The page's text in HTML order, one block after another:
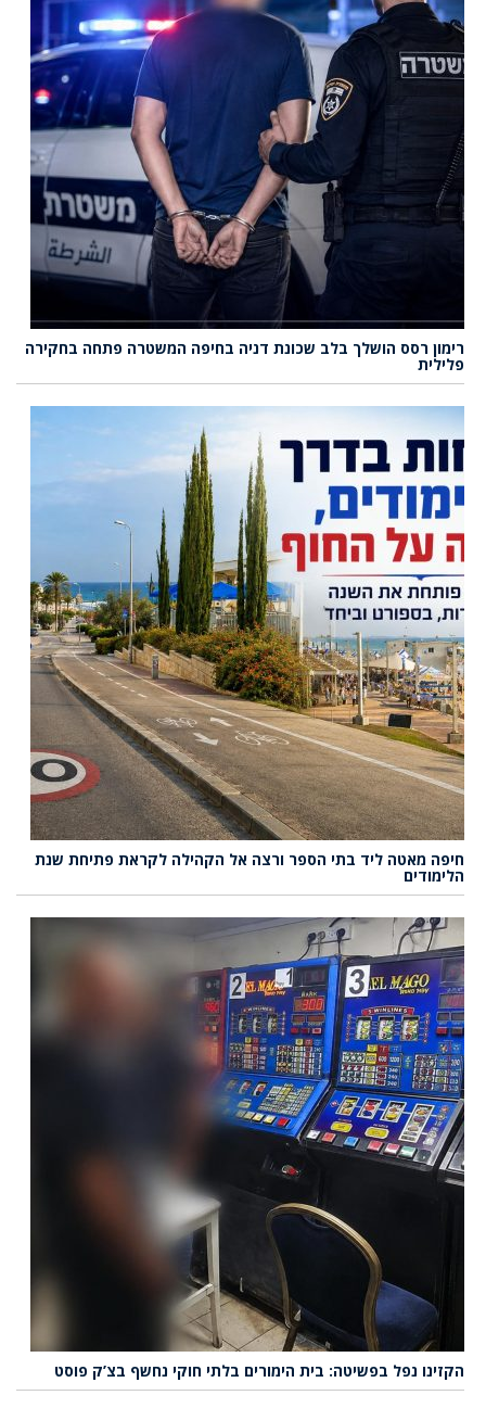
רימון רסס הושלך בלב שכונת דניה בחיפה המשטרה פתחה בחקירה
פלילית
חיפה מאטה ליד בתי הספר ורצה אל הקהילה לקראת פתיחת שנת
הלימודים
הקזינו נפל בפשיטה: בית הימורים בלתי חוקי נחשף בצ’ק פוסט